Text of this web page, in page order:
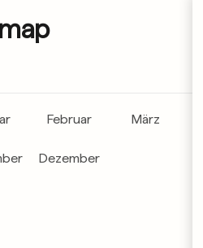
Februar März
Dezember